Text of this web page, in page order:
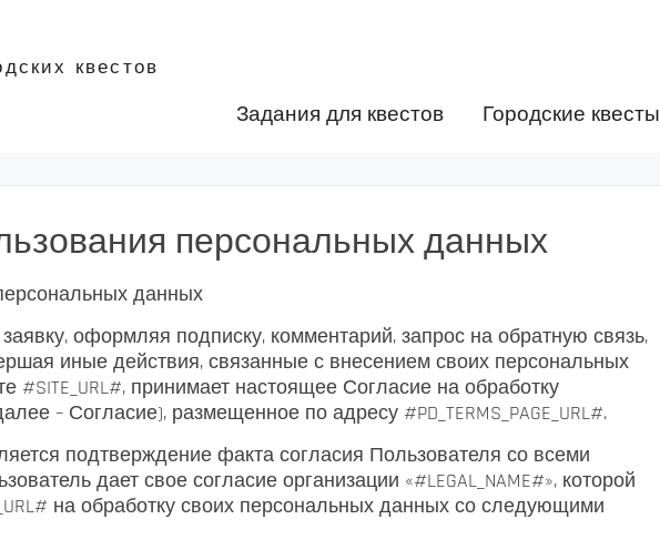
квестов
Задания для квестов Городские квесты
персональных данных
данных
оформляя подписку, комментарий, запрос на обратную связь,
иные действия, связанные с внесением своих персональных
#SITE_URL#, принимает настоящее Согласие на обработку
– Согласие), размещенное по адресу #PD_TERMS_PAGE_URL#.
подтверждение факта согласия Пользователя со всеми
дает свое согласие организации «#LEGAL_NAME#», которой
на обработку своих персональных данных со следующими